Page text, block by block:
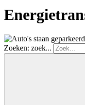
Zoeken: zoek...